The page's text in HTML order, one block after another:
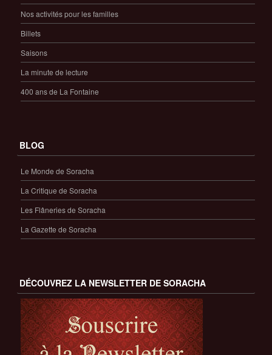
Nos activités pour les familles
Billets
Saisons
La minute de lecture
400 ans de La Fontaine
BLOG
Le Monde de Soracha
La Critique de Soracha
Les Flâneries de Soracha
La Gazette de Soracha
DÉCOUVREZ LA NEWSLETTER DE SORACHA